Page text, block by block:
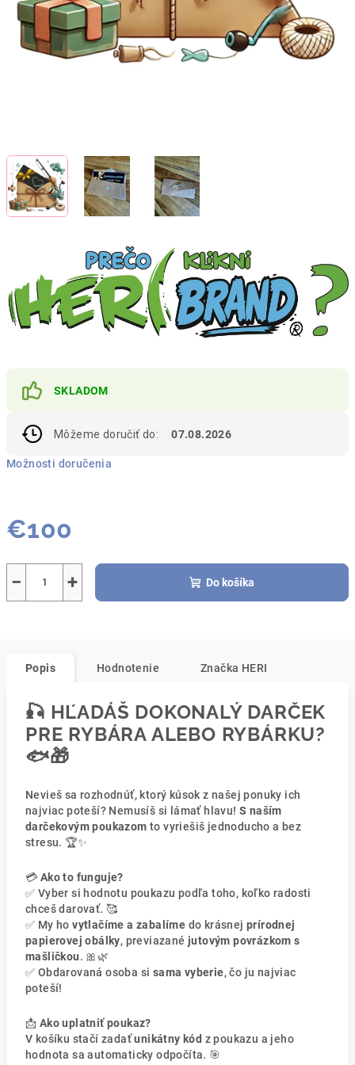
€100
SKLADOM
Môžeme doručiť do: 07.08.2026
Možnosti doručenia
+
− Do košíka
Popis Hodnotenie Značka HERI
🎣 HĽADÁŠ DOKONALÝ DARČEK
PRE RYBÁRA ALEBO RYBÁRKU?
🐟🎁
Nevieš sa rozhodnúť, ktorý kúsok z našej ponuky ich
najviac poteší? Nemusíš si lámať hlavu! S naším
darčekovým poukazom to vyriešiš jednoducho a bez
stresu. 🏆✨
💳 Ako to funguje?
✅ Vyber si hodnotu poukazu podľa toho, koľko radosti
chceš darovať. 🥰
✅ My hovytlačíme a zabalíme do krásnejprírodnej
papierovej obálky, previazanéjutovým povrázkom s
mašličkou. 🎀🌿
✅ Obdarovaná osoba si sama vyberie, čo ju najviac
poteší!
📩 Ako uplatniť poukaz?
V košíku stačí zadaťunikátny kód z poukazu a jeho
hodnota sa automaticky odpočíta. 🎯